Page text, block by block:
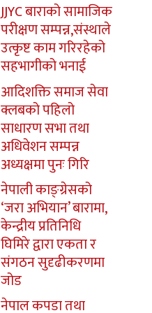
JJYC बाराको सामाजिक
परीक्षण सम्पन्न,संस्थाले
उत्कृष्ट काम गरिरहेको
सहभागीको भनाई
आदिशक्ति समाज सेवा
क्लबको पहिलो
साधारण सभा तथा
अधिवेशन सम्पन्न
अध्यक्षमा पुनः गिरि
नेपाली काङ्ग्रेसको
‘जरा अभियान’ बारामा,
केन्द्रीय प्रतिनिधि
घिमिरे द्वारा एकता र
संगठन सुदृढीकरणमा
जोड
नेपाल कपडा तथा